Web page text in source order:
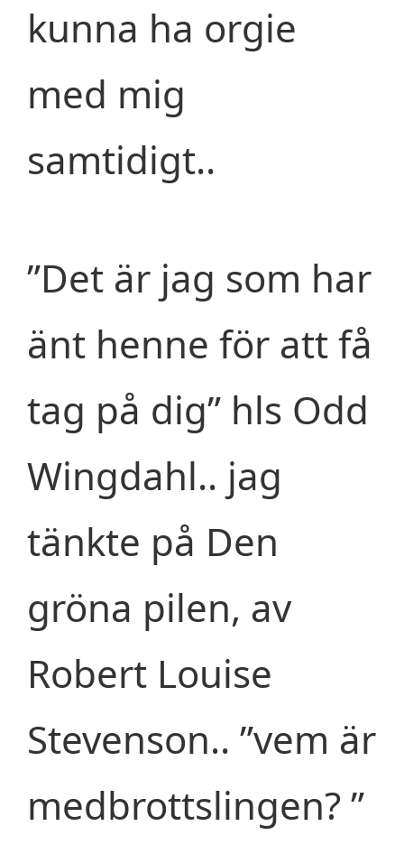
kunna ha orgie
med mig
samtidigt..
”Det är jag som har
änt henne för att få
tag på dig” hls Odd
Wingdahl.. jag
tänkte på Den
gröna pilen, av
Robert Louise
Stevenson.. ”vem är
medbrottslingen? ”